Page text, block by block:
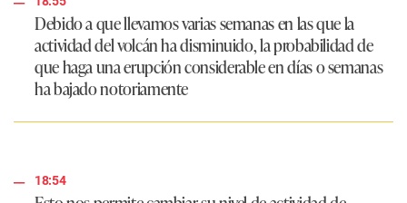
Debido a que llevamos varias semanas en las que la
actividad del volcán ha disminuido, la probabilidad de
que haga una erupción considerable en días o semanas
ha bajado notoriamente
18:54